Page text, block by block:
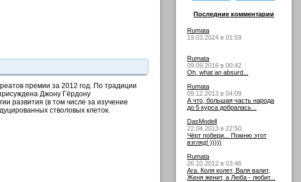
премии за 2012 год. По традиции
Джону Гёрдону
развития (в том числе за изучение
стволовых клеток.
Последние комментарии
Rumata
19.03.2024 в 01:59
Rumata
09.09.2016 в 00:42
Oh, what an absurd...
Rumata
09.12.2013 в 04:09
А что, большая часть народа
до 5 курса добралась...
DasModell
22.04.2013 в 22:50
Чёрт побери... Помню этот
взгляд! )))))
Rumata
26.10.2012 в 03:46
Ага. Коля колет, Валя валит,
Женя женит, а Люба - любит...